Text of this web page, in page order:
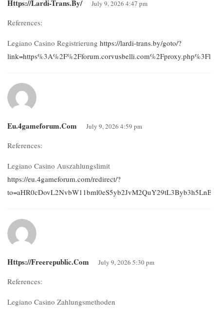
Https://lardi-Trans.by/ July 9, 2026 4:47 pm
References:
Legiano Casino Registrierung https://lardi-trans.by/goto/?
Eu.4gameforum.com July 9, 2026 4:59 pm
References:
Legiano Casino Auszahlungslimit
https://eu.4gameforum.com/redirect/?
Https://freerepublic.com July 9, 2026 5:30 pm
References:
Legiano Casino Zahlungsmethoden